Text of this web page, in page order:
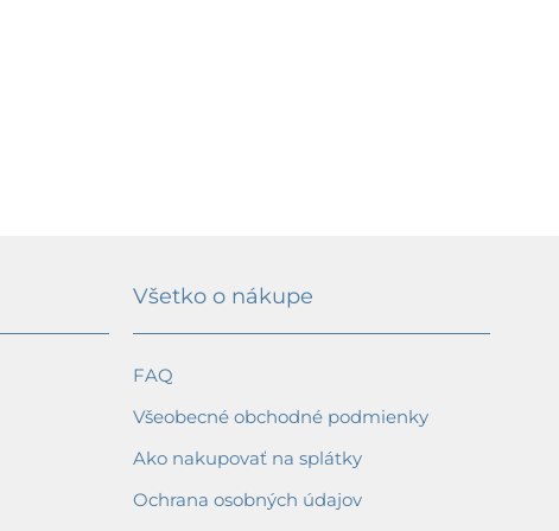
Všetko o nákupe
FAQ
Všeobecné obchodné podmienky
Ako nakupovať na splátky
Ochrana osobných údajov